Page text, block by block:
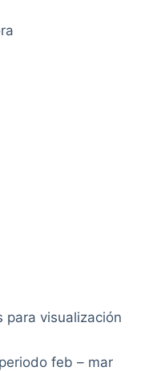
para visualización
feb – mar